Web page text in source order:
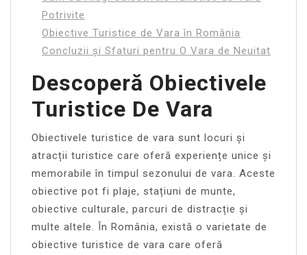
Potrivite
Obiective Turistice de Vara în România
Concluzii și Sfaturi pentru O Vara de Neuitat
Descoperă Obiectivele
Turistice De Vara
Obiectivele turistice de vara sunt locuri și
atracții turistice care oferă experiențe unice și
memorabile în timpul sezonului de vara. Aceste
obiective pot fi plaje, stațiuni de munte,
obiective culturale, parcuri de distracție și
multe altele. În România, există o varietate de
obiective turistice de vara care oferă